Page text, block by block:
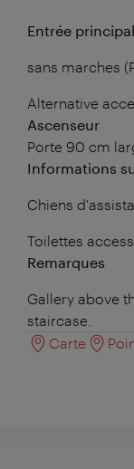
Entrée
sans marches
Alternative
Ascenseur
Porte 90 cm
Informations
Chiens
Toilettes
Remarques
Gallery above
staircase.
Carte